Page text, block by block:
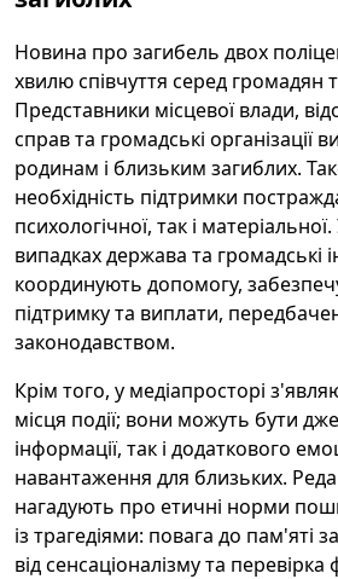
Новина про загибель двох
хвилю співчуття серед громадян
Представники місцевої влади,
справ та громадські організації
родинам і близьким загиблих.
необхідність підтримки
психологічної, так і
випадках держава та громадські
координують допомогу,
підтримку та виплати,
законодавством.
Крім того, у медіапросторі
місця події; вони можуть бути
інформації, так і додаткового
навантаження для близьких.
нагадують про етичні норми
із трагедіями: повага до пам'яті
від сенсаціоналізму та перевірка